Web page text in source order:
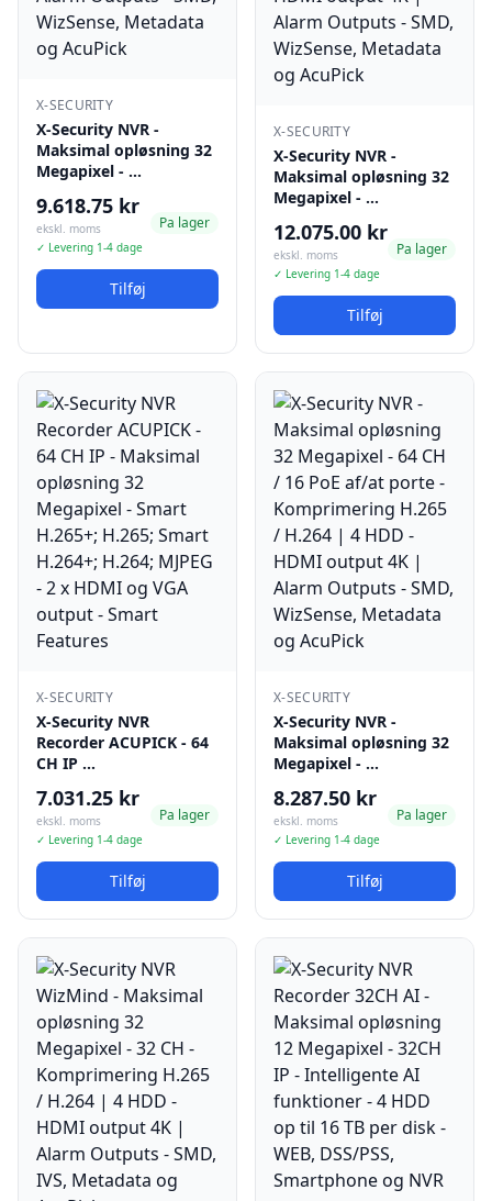
X-SECURITY
X-Security NVR -
Maksimal opløsning 32
Megapixel - …
9.618.75 kr
ekskl. moms
✓ Levering 1-4 dage
Pa lager
Tilføj
X-SECURITY
X-Security NVR -
Maksimal opløsning 32
Megapixel - …
12.075.00 kr
ekskl. moms
✓ Levering 1-4 dage
Pa lager
Tilføj
X-SECURITY
X-Security NVR
Recorder ACUPICK - 64
CH IP …
7.031.25 kr
ekskl. moms
✓ Levering 1-4 dage
Pa lager
Tilføj
X-SECURITY
X-Security NVR -
Maksimal opløsning 32
Megapixel - …
8.287.50 kr
ekskl. moms
✓ Levering 1-4 dage
Pa lager
Tilføj